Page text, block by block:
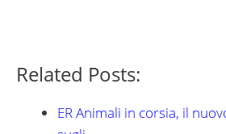
Related Posts:
ER Animali in corsia, il